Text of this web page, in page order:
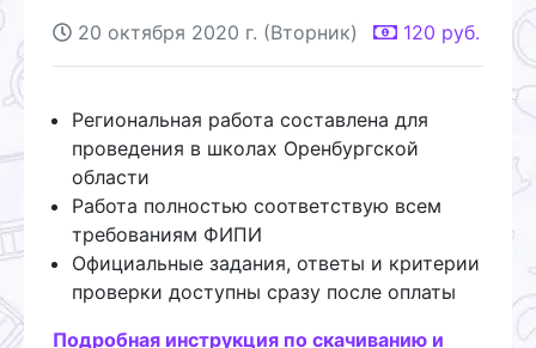
20 октября 2020 г. (Вторник) 120 руб.
Региональная работа составлена для
проведения в школах Оренбургской
области
Работа полностью соответствую всем
требованиям ФИПИ
Официальные задания, ответы и критерии
проверки доступны сразу после оплаты
Подробная инструкция по скачиванию и